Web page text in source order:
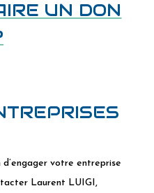
UN DON
votre entreprise
Laurent LUIGI,